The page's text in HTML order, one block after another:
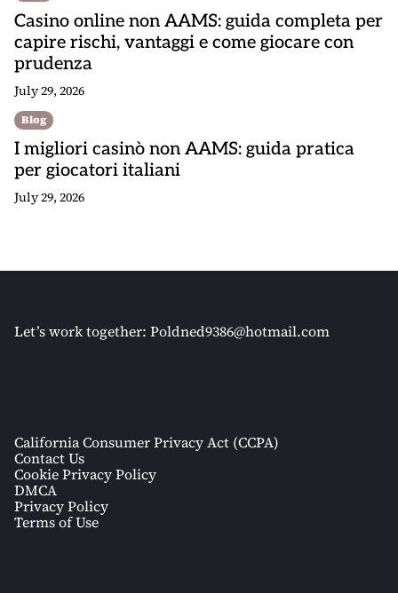
Casino online non AAMS: guida completa per
capire rischi, vantaggi e come giocare con
prudenza
July 29, 2026
Blog
I migliori casinò non AAMS: guida pratica
per giocatori italiani
July 29, 2026
Let’s work together: Poldned9386@hotmail.com
California Consumer Privacy Act (CCPA)
Contact Us
Cookie Privacy Policy
DMCA
Privacy Policy
Terms of Use